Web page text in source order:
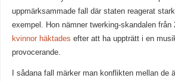
uppmärksammade fall där staten reagerat
exempel. Hon nämner twerking-skandalen från
kvinnor häktades efter att ha uppträtt i en
provocerande.
I sådana fall märker man konflikten mellan de